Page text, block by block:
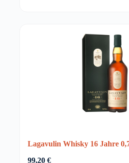
Lagavulin Whisky 16 Jahre
99,20 €